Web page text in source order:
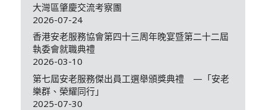
大灣區肇慶交流考察團
2026-07-24
香港安老服務協會第四十三周年晚宴暨第二十二屆
執委會就職典禮
2026-03-10
第七屆安老服務傑出員工選舉頒獎典禮 —「安老
樂群、榮耀同行」
2025-07-30